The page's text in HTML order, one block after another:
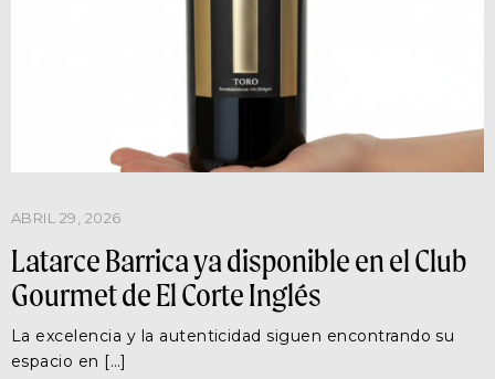
ABRIL 29, 2026
Latarce Barrica ya disponible en el Club
Gourmet de El Corte Inglés
La excelencia y la autenticidad siguen encontrando su
espacio en […]